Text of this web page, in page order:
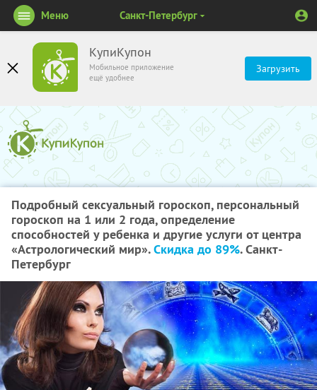
КупиКупон
Мобильное приложение
ещё удобнее
Загрузить
Меню Санкт-Петербург
Подробный сексуальный гороскоп, персональный
гороскоп на 1 или 2 года, определение
способностей у ребенка и другие услуги от центра
«Астрологический мир».Скидка до 89%. Санкт-
Петербург